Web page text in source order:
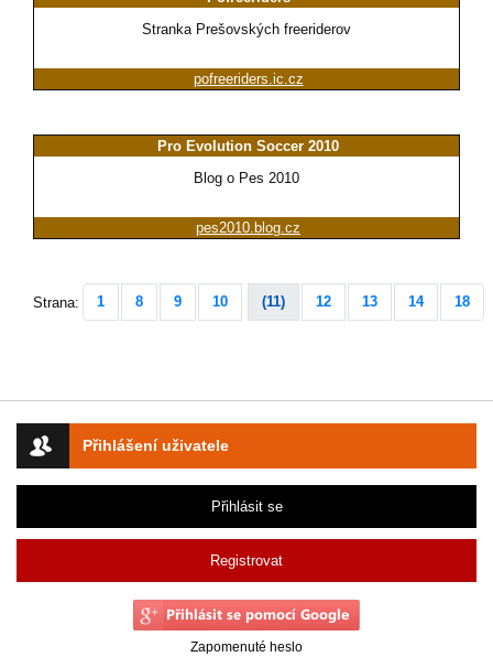
Přihlášení uživatele
Přihlásit se
Registrovat
Zapomenuté heslo
Stranka Prešovských freeriderov
pofreeriders.ic.cz
Pro Evolution Soccer 2010
Blog o Pes 2010
pes2010.blog.cz
Strana: 1 8 9 10 (11) 12 13 14 18